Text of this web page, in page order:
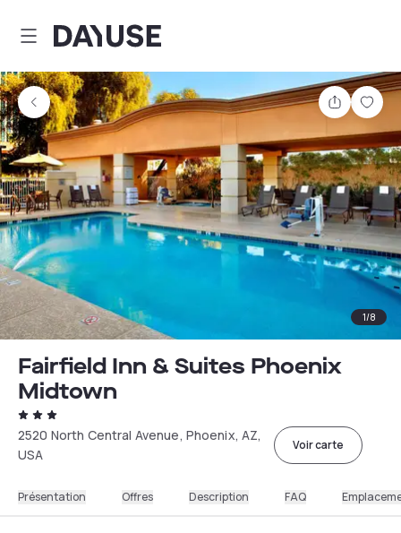
Dayuse
Partager
1/8
Fairfield Inn & Suites Phoenix
Midtown
2520 North Central Avenue, Phoenix, AZ,
USA
Voir carte
Présentation Offres Description FAQ